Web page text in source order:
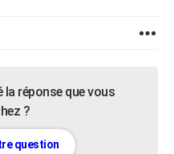
la réponse que vous
?
question